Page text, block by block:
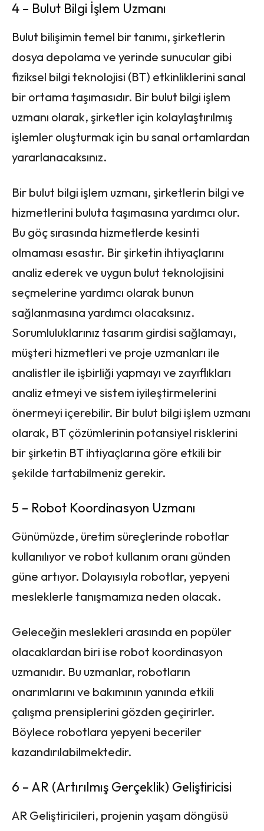
4 – Bulut Bilgi İşlem Uzmanı
Bulut bilişimin temel bir tanımı, şirketlerin
dosya depolama ve yerinde sunucular gibi
fiziksel bilgi teknolojisi (BT) etkinliklerini sanal
bir ortama taşımasıdır. Bir bulut bilgi işlem
uzmanı olarak, şirketler için kolaylaştırılmış
işlemler oluşturmak için bu sanal ortamlardan
yararlanacaksınız.
Bir bulut bilgi işlem uzmanı, şirketlerin bilgi ve
hizmetlerini buluta taşımasına yardımcı olur.
Bu göç sırasında hizmetlerde kesinti
olmaması esastır. Bir şirketin ihtiyaçlarını
analiz ederek ve uygun bulut teknolojisini
seçmelerine yardımcı olarak bunun
sağlanmasına yardımcı olacaksınız.
Sorumluluklarınız tasarım girdisi sağlamayı,
müşteri hizmetleri ve proje uzmanları ile
analistler ile işbirliği yapmayı ve zayıflıkları
analiz etmeyi ve sistem iyileştirmelerini
önermeyi içerebilir. Bir bulut bilgi işlem uzmanı
olarak, BT çözümlerinin potansiyel risklerini
bir şirketin BT ihtiyaçlarına göre etkili bir
şekilde tartabilmeniz gerekir.
5 – Robot Koordinasyon Uzmanı
Günümüzde, üretim süreçlerinde robotlar
kullanılıyor ve robot kullanım oranı günden
güne artıyor. Dolayısıyla robotlar, yepyeni
mesleklerle tanışmamıza neden olacak.
Geleceğin meslekleri arasında en popüler
olacaklardan biri ise robot koordinasyon
uzmanıdır. Bu uzmanlar, robotların
onarımlarını ve bakımının yanında etkili
çalışma prensiplerini gözden geçirirler.
Böylece robotlara yepyeni beceriler
kazandırılabilmektedir.
6 – AR (Artırılmış Gerçeklik) Geliştiricisi
AR Geliştiricileri, projenin yaşam döngüsü